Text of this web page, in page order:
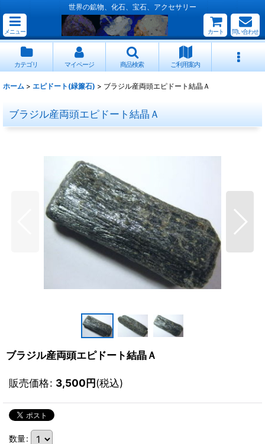
世界の鉱物、化石、宝石、アクセサリー
メニュー カート 問い合わせ
カテゴリ マイページ 商品検索 ご利用案内
ホーム > エピドート(緑簾石) > ブラジル産両頭エピドート結晶Ａ
ブラジル産両頭エピドート結晶Ａ
ブラジル産両頭エピドート結晶Ａ
販売価格: 3,500円(税込)
数量: